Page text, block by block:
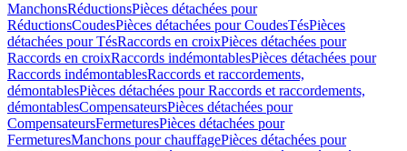
ManchonsRéductionsPièces détachées pour
RéductionsCoudesPièces détachées pour CoudesTésPièces
détachées pour TésRaccords en croixPièces détachées pour
Raccords en croixRaccords indémontablesPièces détachées pour
Raccords indémontablesRaccords et raccordements,
démontablesPièces détachées pour Raccords et raccordements,
démontablesCompensateursPièces détachées pour
CompensateursFermeturesPièces détachées pour
FermeturesManchons pour chauffagePièces détachées pour